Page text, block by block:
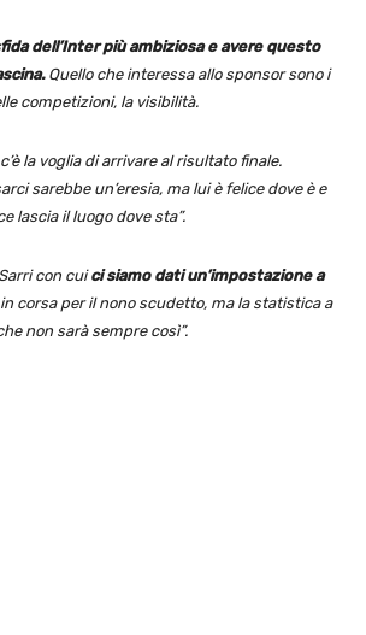
dell’Inter più ambiziosa e avere questo
Quello che interessa allo sponsor sono i
competizioni, la visibilità.
la voglia di arrivare al risultato finale.
sarebbe un’eresia, ma lui è felice dove è e
lascia il luogo dove sta”.
con cuici siamo dati un’impostazione a
corsa per il nono scudetto, ma la statistica a
non sarà sempre così”.